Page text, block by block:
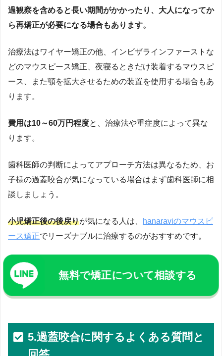
過観察を含めると長い期間がかかったり、大人になってか
ら再矯正が必要になる場合もあります。
治療法はワイヤー矯正の他、インビザラインファーストな
どのマウスピース矯正、夜寝るときだけ装着するマウスピ
ース、また顎を拡大させるための装置を使用する場合もあ
ります。
費用は10～60万円程度と、治療法や重症度によって異な
ります。
歯科医師の判断によってアプローチ方法は異なるため、お
子様の過蓋咬合が気になっている場合はまず歯科医師に相
談しましょう。
小児矯正後の後戻りが気になる人は、
hanaraviのマウスピ
ース矯正でリーズナブルに治療するのがおすすめです。
無料で矯正について相談する
5.過蓋咬合に関するよくある質問と